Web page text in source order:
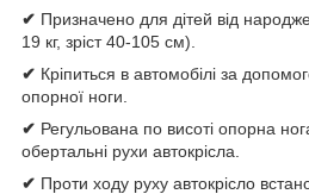
✔ Призначено для дітей від
19 кг, зріст 40-105 см).
✔ Кріпиться в автомобілі за
опорної ноги.
✔ Регульована по висоті опорна
обертальні рухи автокрісла.
✔ Проти ходу руху автокрісло